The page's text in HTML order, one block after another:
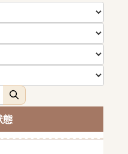
域選項）
項）
項）
搜尋
態